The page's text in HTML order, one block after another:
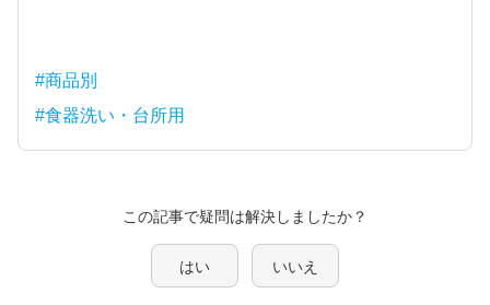
#商品別
#食器洗い・台所用
この記事で疑問は解決しましたか？
はい いいえ